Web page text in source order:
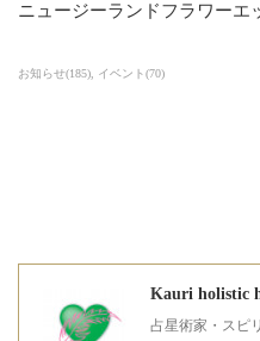
ニュージーランドフラワーエ
お知らせ(185) イベント(70)
Kauri holistic
占星術家・スピ